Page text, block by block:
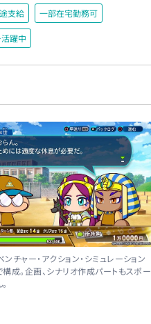
支給 一部在宅勤務可
躍中
チャー・アクション・シミュレーション
成。企画、シナリオ作成パートもスポー